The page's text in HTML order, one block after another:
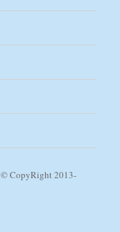
© CopyRight 2013-